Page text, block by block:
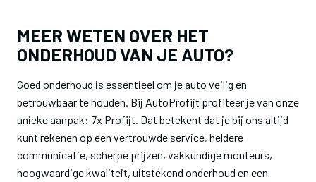
MEER WETEN OVER HET
ONDERHOUD VAN JE AUTO?
Goed onderhoud is essentieel om je auto veilig en
betrouwbaar te houden. Bij AutoProfijt profiteer je van onze
unieke aanpak: 7x Profijt. Dat betekent dat je bij ons altijd
kunt rekenen op een vertrouwde service, heldere
communicatie, scherpe prijzen, vakkundige monteurs,
hoogwaardige kwaliteit, uitstekend onderhoud en een